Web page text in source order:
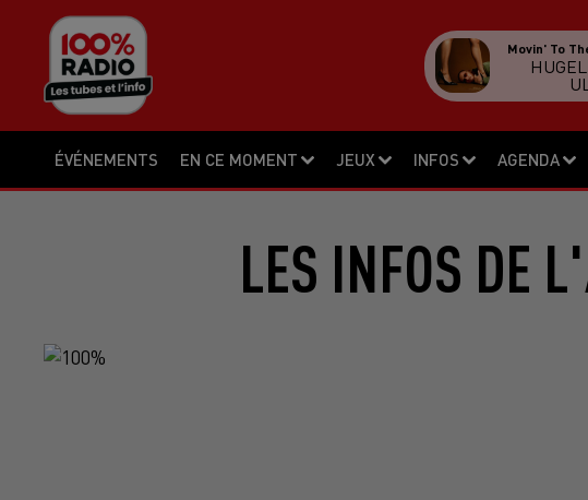
ÉVÉNEMENTS EN CE MOMENT JEUX INFOS AGENDA
Movin' To
LES INFOS DE